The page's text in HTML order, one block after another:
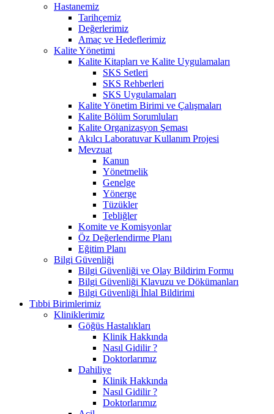
Hastanemiz
Tarihçemiz
Değerlerimiz
Amaç ve Hedeflerimiz
Kalite Yönetimi
Kalite Kitapları ve Kalite Uygulamaları
SKS Setleri
SKS Rehberleri
SKS Uygulamaları
Kalite Yönetim Birimi ve Çalışmaları
Kalite Bölüm Sorumluları
Kalite Organizasyon Şeması
Akılcı Laboratuvar Kullanım Projesi
Mevzuat
Kanun
Yönetmelik
Genelge
Yönerge
Tüzükler
Tebliğler
Komite ve Komisyonlar
Öz Değerlendirme Planı
Eğitim Planı
Bilgi Güvenliği
Bilgi Güvenliği ve Olay Bildirim Formu
Bilgi Güvenliği Klavuzu ve Dökümanları
Bilgi Güvenliği İhlal Bildirimi
Tıbbi Birimlerimiz
Kliniklerimiz
Göğüs Hastalıkları
Klinik Hakkında
Nasıl Gidilir ?
Doktorlarımız
Dahiliye
Klinik Hakkında
Nasıl Gidilir ?
Doktorlarımız